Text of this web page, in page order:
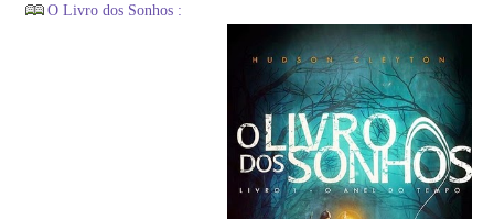
O Livro dos Sonhos :